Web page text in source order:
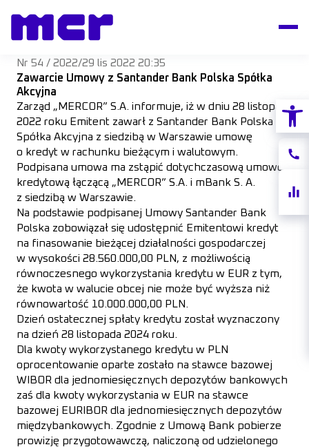
akcji
Nr 54 / 2022/29 lis 2022 20:35
Zawarcie Umowy z Santander Bank Polska Spółka
Akcyjna
Zarząd „MERCOR” S.A. informuje, iż w dniu 28 listopada
2022 roku Emitent zawarł z Santander Bank Polska
Spółka Akcyjna z siedzibą w Warszawie umowę
o kredyt w rachunku bieżącym i walutowym.
Podpisana umowa ma zstąpić dotychczasową umowę
kredytową łączącą „MERCOR” S.A. i mBank S. A.
z siedzibą w Warszawie.
Na podstawie podpisanej Umowy Santander Bank
Polska zobowiązał się udostępnić Emitentowi kredyt
na finasowanie bieżącej działalności gospodarczej
w wysokości 28.560.000,00 PLN, z możliwością
równoczesnego wykorzystania kredytu w EUR z tym,
że kwota w walucie obcej nie może być wyższa niż
równowartość 10.000.000,00 PLN.
Dzień ostatecznej spłaty kredytu został wyznaczony
na dzień 28 listopada 2024 roku.
Dla kwoty wykorzystanego kredytu w PLN
oprocentowanie oparte zostało na stawce bazowej
WIBOR dla jednomiesięcznych depozytów bankowych
zaś dla kwoty wykorzystania w EUR na stawce
bazowej EURIBOR dla jednomiesięcznych depozytów
międzybankowych. Zgodnie z Umową Bank pobierze
prowizję przygotowawczą, naliczoną od udzielonego